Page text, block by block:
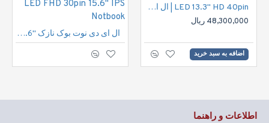
LED 13.3" HD 40pin | ال ای دی نوت بوک اچ دی 40پین
48,300,000 ریال
اضافه به سبد خرید
ال ای دی نوت بوک نازک "15.6 30پین فول اچ دی | LED FHD 30pin 15.6" IPS Notbook
اطلاعات و راهنما